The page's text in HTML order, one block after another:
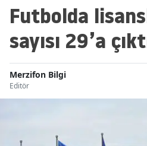
Futbolda
sayısı 29’a
Merzifon Bilgi
Editör